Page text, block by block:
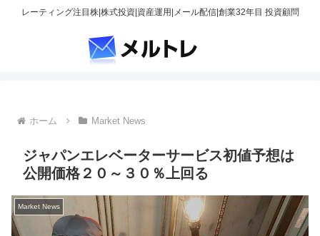
レーティング注目株|株式投資|資産運用|メール配信|創業32年目 投資顧問
ホーム Market News
ジャパンエレベーターサービス初値予想は
公開価格２０～３０％上回る
Market News